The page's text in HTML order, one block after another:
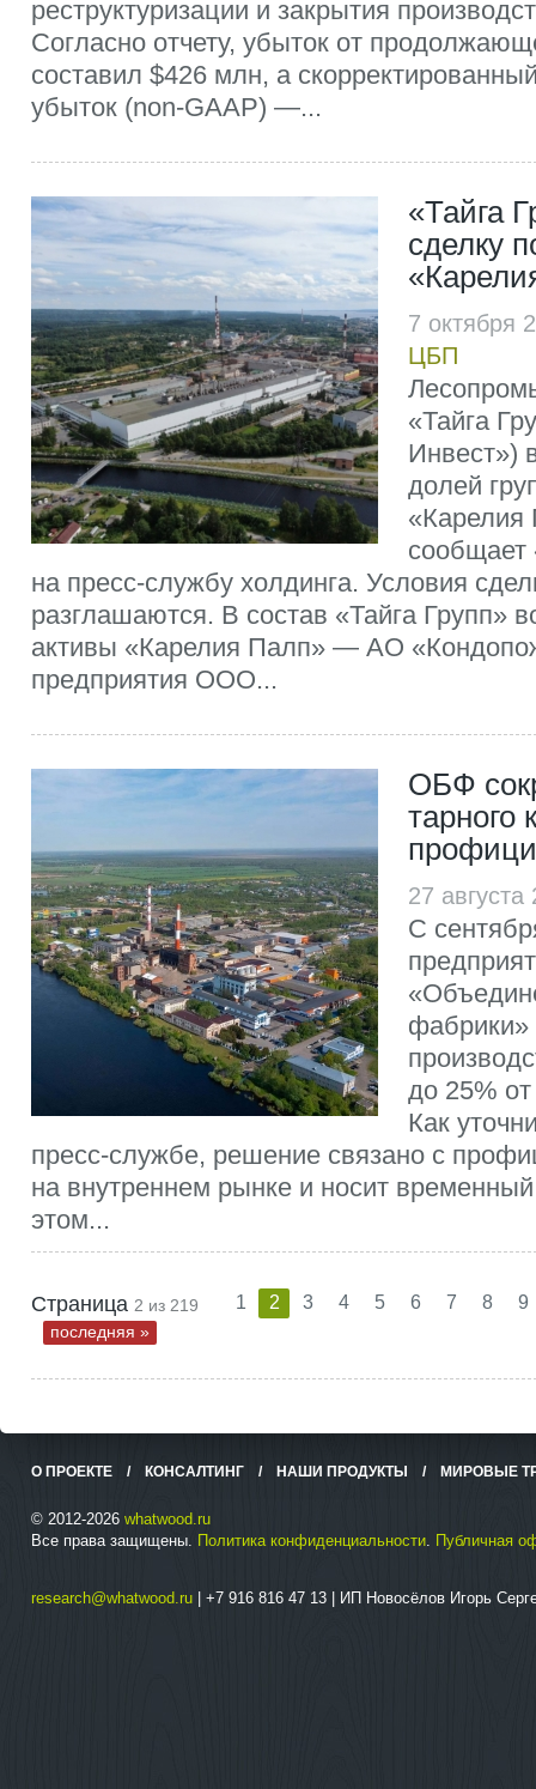
реструктуризации и закрытия
Согласно отчету, убыток от
составил $426 млн, а
убыток (non-GAAP) —...
«Тайга
сделку
7
ЦБП
«Тайга
Инвест»)
долей
«Карелия
сообщает
на пресс-службу холдинга. Условия
разглашаются. В состав «Тайга Групп»
активы «Карелия Палп» — АО
предприятия ООО...
ОБФ
тарного
27
С
фабрики»
до 25%
Как
пресс-службе, решение связано с
на внутреннем рынке и носит
этом...
Страница 2 из 219 1 2 3 4 5 6 7 8 9
последняя »
О ПРОЕКТЕ / КОНСАЛТИНГ / НАШИ ПРОДУКТЫ / МИРОВЫЕ
© 2012-2026 whatwood.ru
Все права защищены. Политика конфиденциальности. Публичная
research@whatwood.ru | +7 916 816 47 13 | ИП Новосёлов Игорь